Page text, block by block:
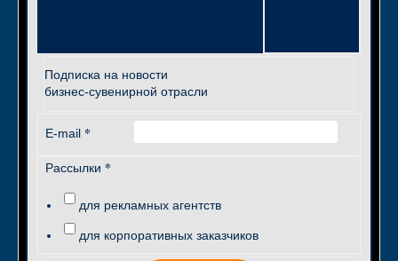
Подписка на новости
бизнес-сувенирной отрасли
E-mail *
Рассылки *
для рекламных агентств
для корпоративных заказчиков